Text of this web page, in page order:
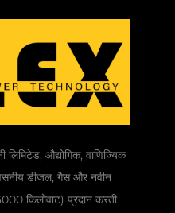
लिमिटेड, औद्योगिक, वाणिज्यिक
डीजल, गैस और नवीन
किलोवाट) प्रदान करती